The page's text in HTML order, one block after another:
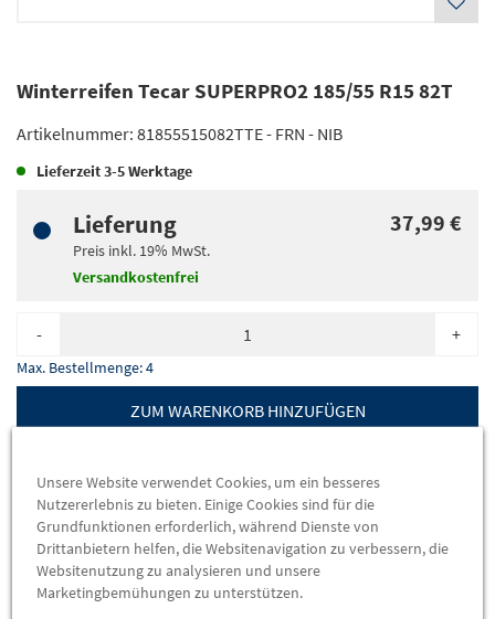
Winterreifen Tecar SUPERPRO2 185/55 R15 82T
Artikelnummer: 81855515082TTE - FRN - NIB
Lieferzeit3-5 Werktage
Lieferung
Preis inkl. 19% MwSt.
Versandkostenfrei
37,99 €
- +
Max. Bestellmenge:4
ZUM WARENKORB HINZUFÜGEN
D C 71 db (B)
EU-REIFENLABEL
DATENBLATT
Unsere Website verwendet Cookies, um ein besseres
Nutzererlebnis zu bieten. Einige Cookies sind für die
Grundfunktionen erforderlich, während Dienste von
Drittanbietern helfen, die Websitenavigation zu verbessern, die
Websitenutzung zu analysieren und unsere
Marketingbemühungen zu unterstützen.